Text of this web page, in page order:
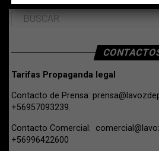
Tarifas Propaganda legal
Contacto de Prensa:
+56957093239.
Contacto Comercial:
+56996422600